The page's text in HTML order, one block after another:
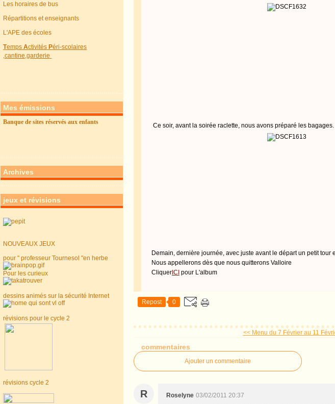
Les horaires de bus
Répartitions et enseignants
L'APE des écoles
Temps Activités Péri-scolaires
,cantine,garderie
Mes émissions
Banque de sites réservés aux enfants
Archives
jeux et révisions
NOUVEAUX JEUX
pour " professeur Tournesol "en herbe
Pour les curieux
dessins animés sur la sécurité Internet
révisions pour le cycle 2
révisions cycle 2
Ce soir, avant la soirée raclette, nous avons préparé les bagages.
Demain, dernière journée, avec juste avant le départ un petit tour
Nous appellerons dès que nous quitterons Valloire
Cliquer ICI pour L'album
Repost 0
<< Menu du 7 Février au 11
commentaires
Ajouter un commentaire
R Roselyne 03/02/2011 20:37